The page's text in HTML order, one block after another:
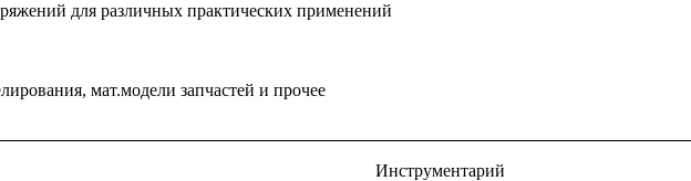
для различных практических применений
мат.модели запчастей и прочее
Инструментарий